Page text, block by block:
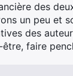
des
un peu et
des
faire